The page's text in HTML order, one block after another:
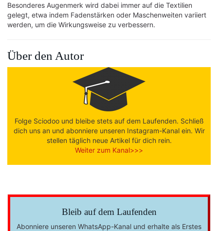
Besonderes Augenmerk wird dabei immer auf die Textilien
gelegt, etwa indem Fadenstärken oder Maschenweiten variiert
werden, um die Wirkungsweise zu verbessern.
Über den Autor
Folge Sciodoo und bleibe stets auf dem Laufenden. Schließ
dich uns an und abonniere unseren Instagram-Kanal ein. Wir
stellen täglich neue Artikel für dich rein.
Weiter zum Kanal>>>
Bleib auf dem Laufenden
Abonniere unseren WhatsApp-Kanal und erhalte als Erstes